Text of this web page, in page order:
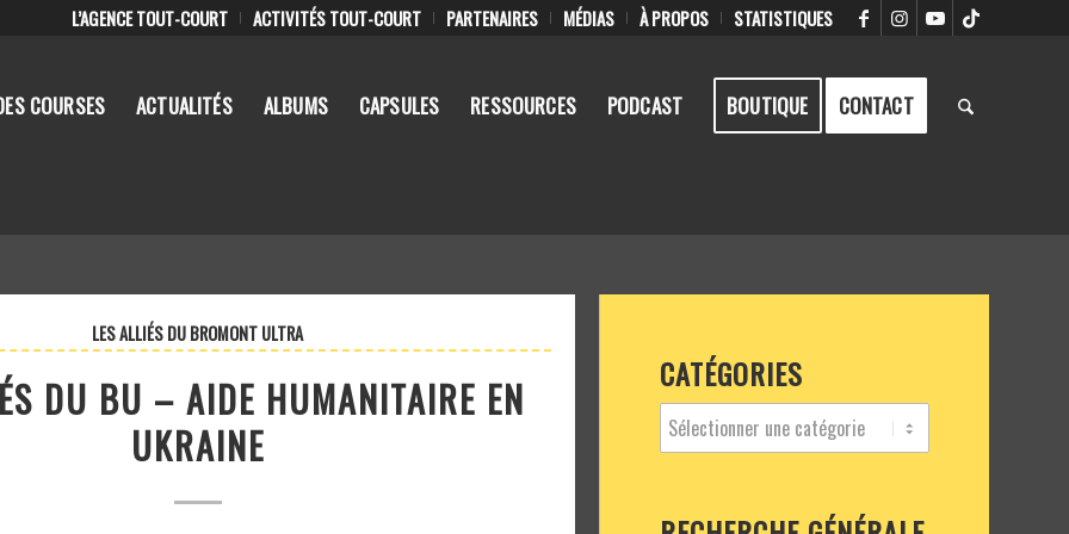
L’AGENCE TOUT-COURT ACTIVITÉS TOUT-COURT PARTENAIRES MÉDIAS À PROPOS STATISTIQUES
COURSES ACTUALITÉS ALBUMS CAPSULES RESSOURCES PODCAST BOUTIQUE CONTACT
LES ALLIÉS DU BROMONT ULTRA
DU BU – AIDE HUMANITAIRE EN
UKRAINE
CATÉGORIES